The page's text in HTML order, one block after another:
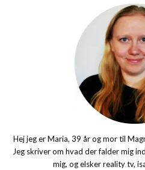
Hej jeg er Maria, 39 år og mor til
Jeg skriver om hvad der falder mig
mig, og elsker reality tv,